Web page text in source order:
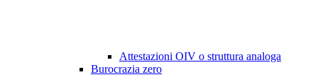
Attestazioni OIV o struttura analoga
Burocrazia zero